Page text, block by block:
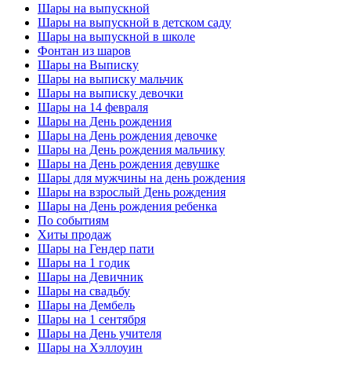
Шары на выпускной
Шары на выпускной в детском саду
Шары на выпускной в школе
Фонтан из шаров
Шары на Выписку
Шары на выписку мальчик
Шары на выписку девочки
Шары на 14 февраля
Шары на День рождения
Шары на День рождения девочке
Шары на День рождения мальчику
Шары на День рождения девушке
Шары для мужчины на день рождения
Шары на взрослый День рождения
Шары на День рождения ребенка
По событиям
Хиты продаж
Шары на Гендер пати
Шары на 1 годик
Шары на Девичник
Шары на свадьбу
Шары на Дембель
Шары на 1 сентября
Шары на День учителя
Шары на Хэллоуин